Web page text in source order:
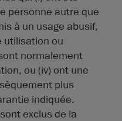
personne autre que
à un usage abusif,
utilisation ou
normalement
ou (iv) ont une
plus
indiquée.
exclus de la